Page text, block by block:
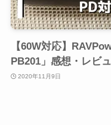
【60W対応】
PB201」感想・レビ
2020年11月9日